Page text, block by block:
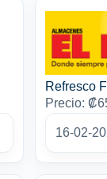
Refresco
Precio:
16-02-